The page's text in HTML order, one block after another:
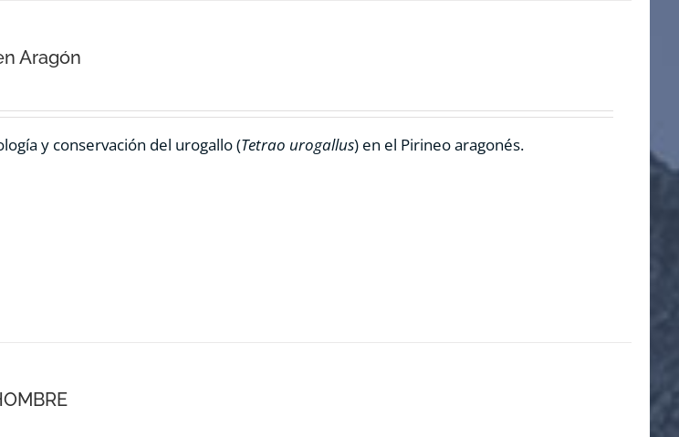
Aragón
y conservación del urogallo (Tetrao urogallus) en el Pirineo aragonés.